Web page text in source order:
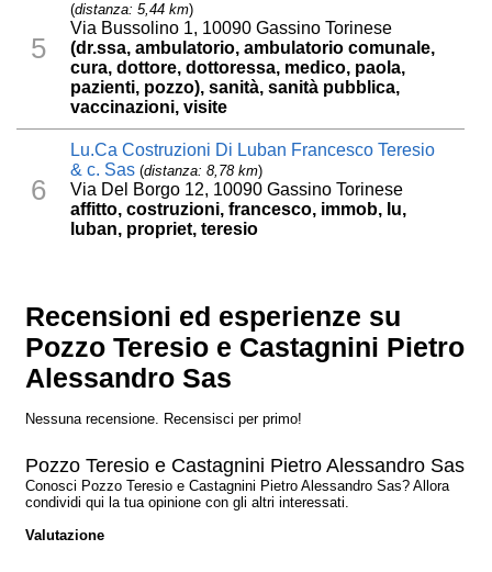
5
(distanza: 5,44 km)
Via Bussolino 1, 10090 Gassino Torinese
(dr.ssa, ambulatorio, ambulatorio comunale,
cura, dottore, dottoressa, medico, paola,
pazienti, pozzo), sanità, sanità pubblica,
vaccinazioni, visite
6
Lu.Ca Costruzioni Di Luban Francesco Teresio
& c. Sas (distanza: 8,78 km)
Via Del Borgo 12, 10090 Gassino Torinese
affitto, costruzioni, francesco, immob, lu,
luban, propriet, teresio
Recensioni ed esperienze su
Pozzo Teresio e Castagnini Pietro
Alessandro Sas
Nessuna recensione. Recensisci per primo!
Pozzo Teresio e Castagnini Pietro Alessandro Sas
Conosci Pozzo Teresio e Castagnini Pietro Alessandro Sas? Allora
condividi qui la tua opinione con gli altri interessati.
Valutazione